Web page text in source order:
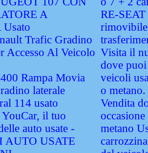
A
Trafic Gradino
Accesso Al Veicolo
Rampa Movia
laterale
114 usato
il tuo
auto usate -
AUTO USATE
RE-SEAT
Visita il
dove
veicoli
o metano.
Vendita
metano